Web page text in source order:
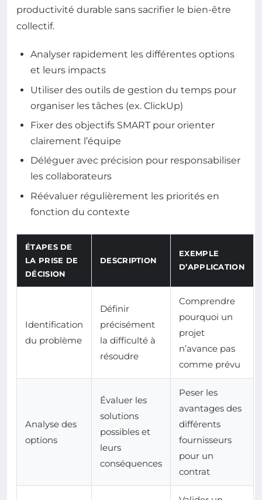
productivité durable sans sacrifier le bien-être
collectif.
Analyser rapidement les différentes options
et leurs impacts
Utiliser des outils de gestion du temps pour
organiser les tâches (ex. ClickUp)
Fixer des objectifs SMART pour orienter
clairement l’équipe
Déléguer avec précision pour responsabiliser
les collaborateurs
Réévaluer régulièrement les priorités en
fonction du contexte
ÉTAPES DE
LA PRISE DE
DÉCISION
DESCRIPTION
EXEMPLE
D’APPLICATION
Identification
du problème
Définir
précisément
la difficulté à
résoudre
Comprendre
pourquoi un
projet
n’avance pas
comme prévu
Analyse des
options
Évaluer les
solutions
possibles et
leurs
conséquences
Peser les
avantages des
différents
fournisseurs
pour un
contrat